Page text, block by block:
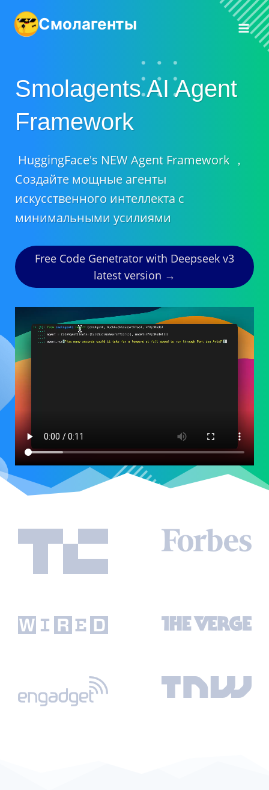
контенту
Смолагенты
Smolagents AI Agent
Framework
HuggingFace's NEW Agent Framework ，
Создайте мощные агенты
искусственного интеллекта с
минимальными усилиями
Free Code Genetrator with Deepseek v3
latest version →